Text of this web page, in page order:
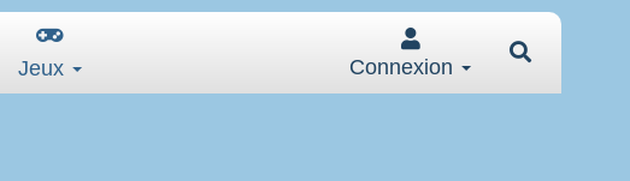
Jeux Connexion